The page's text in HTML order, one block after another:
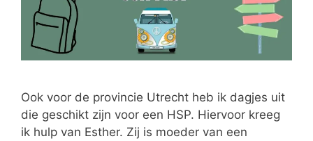
Ook voor de provincie Utrecht heb ik dagjes uit
die geschikt zijn voor een HSP. Hiervoor kreeg
ik hulp van Esther. Zij is moeder van een